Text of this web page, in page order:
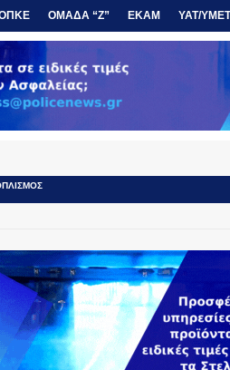
ΟΜΑΔΑ “Ζ” ΕΚΑΜ ΥΑΤ/ΥΜΕΤ